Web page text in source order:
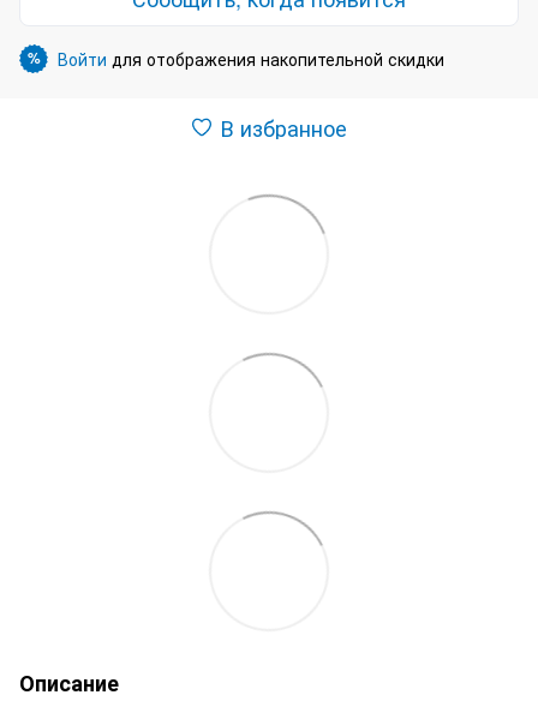
% Войти для отображения накопительной скидки
В избранное
Описание